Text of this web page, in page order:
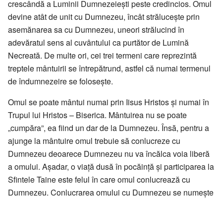
crescândă a Luminii Dumnezeiești peste credincios. Omul
devine atât de unit cu Dumnezeu, încât strălucește prin
asemănarea sa cu Dumnezeu, uneori strălucind în
adevăratul sens al cuvântului ca purtător de Lumină
Necreată. De multe ori, cei trei termeni care reprezintă
treptele mântuirii se întrepătrund, astfel că numai termenul
de îndumnezeire se folosește.
Omul se poate mântui numai prin Iisus Hristos și numai în
Trupul lui Hristos – Biserica. Mântuirea nu se poate
„cumpăra”, ea fiind un dar de la Dumnezeu. Însă, pentru a
ajunge la mântuire omul trebuie să conlucreze cu
Dumnezeu deoarece Dumnezeu nu va încălca voia liberă
a omului. Așadar, o viață dusă în pocăință și participarea la
Sfintele Taine este felul în care omul conlucrează cu
Dumnezeu. Conlucrarea omului cu Dumnezeu se numește